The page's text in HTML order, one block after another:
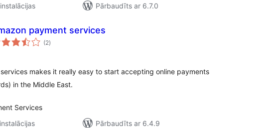
Pārbaudīts ar 6.7.0
payment services
(2vērtējumu
kopsumma
)
makes it really easy to start accepting online payments
in the Middle East.
Services
Pārbaudīts ar 6.4.9